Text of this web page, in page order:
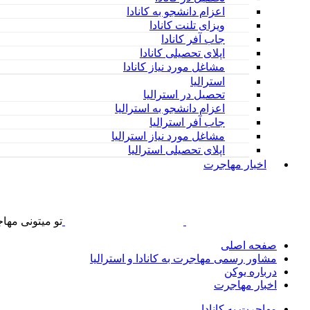
اعزام دانشجو به کانادا
ویزای تلنت کانادا
جاب آفر کانادا
اپلای تحصیلی کانادا
مشاغل مورد نیاز کانادا
استرالیا
تحصیل در استرالیا
اعزام دانشجو به استرالیا
جاب آفر استرالیا
مشاغل مورد نیاز استرالیا
اپلای تحصیلی استرالیا
اخبار مهاجرت
تو میتونی
صفحه اصلی
مشاور رسمی مهاجرت به کانادا و استرالیا
درباره یوکن
اخبار مهاجرت